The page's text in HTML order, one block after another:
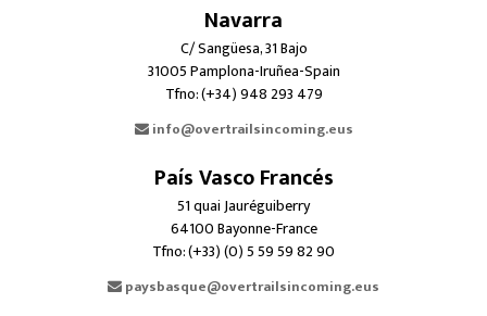
Navarra
C/ Sangüesa, 31 Bajo
31005 Pamplona-Iruñea-Spain
Tfno: (+34) 948 293 479
info@overtrailsincoming.eus
País Vasco Francés
51 quai Jauréguiberry
64100 Bayonne-France
Tfno: (+33) (0) 5 59 59 82 90
paysbasque@overtrailsincoming.eus